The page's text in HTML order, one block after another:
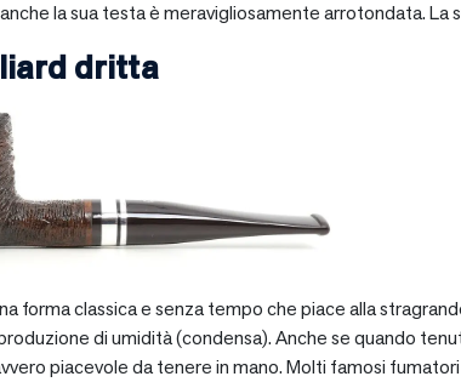
la sua testa è meravigliosamente arrotondata. La
dritta
forma classica e senza tempo che piace alla
di umidità (condensa). Anche se quando
piacevole da tenere in mano. Molti famosi